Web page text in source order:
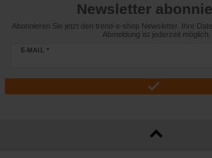
Newsletter
Abonnieren Sie jetzt den trend-e-shop Newsletter. Ihre
Abmeldung ist jederzeit möglich.
E-MAIL *